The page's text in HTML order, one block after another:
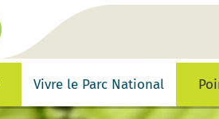
d’accueil
Vivre le Parc National